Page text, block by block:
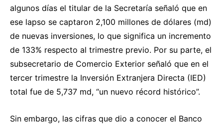
algunos días el titular de la Secretaría señaló que en
ese lapso se captaron 2,100 millones de dólares (md)
de nuevas inversiones, lo que significa un incremento
de 133% respecto al trimestre previo. Por su parte, el
subsecretario de Comercio Exterior señaló que en el
tercer trimestre la Inversión Extranjera Directa (IED)
total fue de 5,737 md, “un nuevo récord histórico”.
Sin embargo, las cifras que dio a conocer el Banco